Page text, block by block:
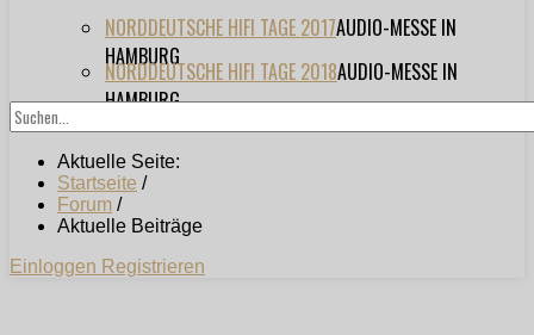
NORDDEUTSCHE HIFI TAGE 2017AUDIO-MESSE IN
HAMBURG
NORDDEUTSCHE HIFI TAGE 2018AUDIO-MESSE IN
HAMBURG
Aktuelle Seite:
Startseite /
Forum /
Aktuelle Beiträge
Einloggen Registrieren